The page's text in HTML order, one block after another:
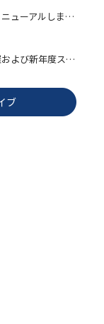
ホームページをリニューアルしました
富士の花茶会開催および新年度スタート
ブ